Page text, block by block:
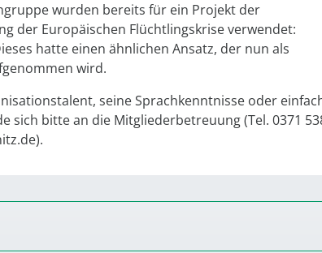
wurden bereits für ein Projekt der
der Europäischen Flüchtlingskrise verwendet:
hatte einen ähnlichen Ansatz, der nun als
wird.
seine Sprachkenntnisse oder
sich bitte an die Mitgliederbetreuung (Tel. 0371